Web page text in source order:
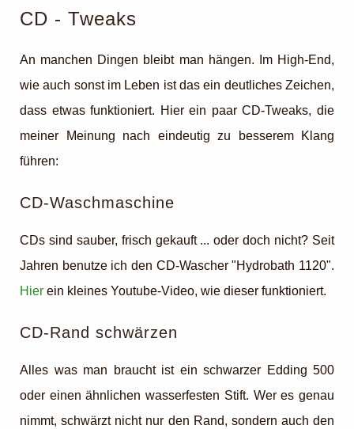
CD - Tweaks
An manchen Dingen bleibt man hängen. Im High-End,
wie auch sonst im Leben ist das ein deutliches Zeichen,
dass etwas funktioniert. Hier ein paar CD-Tweaks, die
meiner Meinung nach eindeutig zu besserem Klang
führen:
CD-Waschmaschine
CDs sind sauber, frisch gekauft ... oder doch nicht? Seit
Jahren benutze ich den CD-Wascher "Hydrobath 1120".
Hier ein kleines Youtube-Video, wie dieser funktioniert.
CD-Rand schwärzen
Alles was man braucht ist ein schwarzer Edding 500
oder einen ähnlichen wasserfesten Stift. Wer es genau
nimmt, schwärzt nicht nur den Rand, sondern auch den